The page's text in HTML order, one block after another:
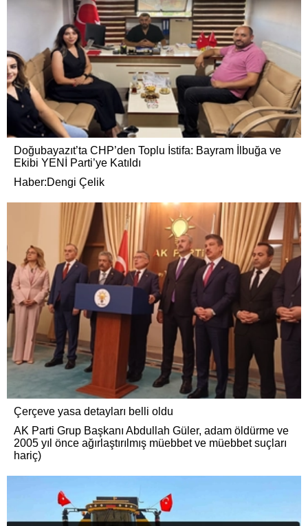
Doğubayazıt’ta CHP’den Toplu İstifa: Bayram İlbuğa ve
Ekibi YENİ Parti’ye Katıldı
Haber:Dengi Çelik
Çerçeve yasa detayları belli oldu
AK Parti Grup Başkanı Abdullah Güler, adam öldürme ve
2005 yıl önce ağırlaştırılmış müebbet ve müebbet suçları
hariç)